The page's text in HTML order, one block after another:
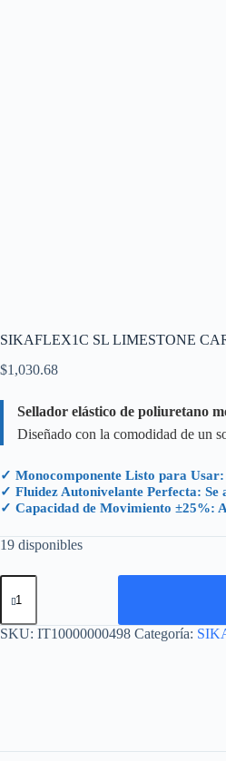
SIKAFLEX1C SL LIMESTONE
$1,030.68
Sellador elástico de poliuretano
Diseñado con la comodidad de un
✓ Monocomponente Listo para Usar:
✓ Fluidez Autonivelante Perfecta: Se
✓ Capacidad de Movimiento ±25%:
19 disponibles
SIKAFLEX1C
SL
CARTUCHO
1.224
SKU: IT10000000498 Categoría: